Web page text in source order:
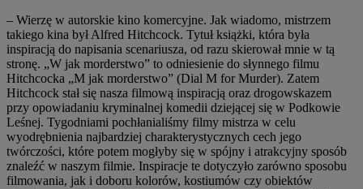
– Wierzę w autorskie kino komercyjne. Jak wiadomo, mistrzem
takiego kina był Alfred Hitchcock. Tytuł książki, która była
inspiracją do napisania scenariusza, od razu skierował mnie w tą
stronę. „W jak morderstwo” to odniesienie do słynnego filmu
Hitchcocka „M jak morderstwo” (Dial M for Murder). Zatem
Hitchcock stał się nasza filmową inspiracją oraz drogowskazem
przy opowiadaniu kryminalnej komedii dziejącej się w Podkowie
Leśnej. Tygodniami pochłanialiśmy filmy mistrza w celu
wyodrębnienia najbardziej charakterystycznych cech jego
twórczości, które potem mogłyby się w spójny i atrakcyjny sposób
znaleźć w naszym filmie. Inspiracje te dotyczyło zarówno sposobu
filmowania, jak i doboru kolorów, kostiumów czy obiektów